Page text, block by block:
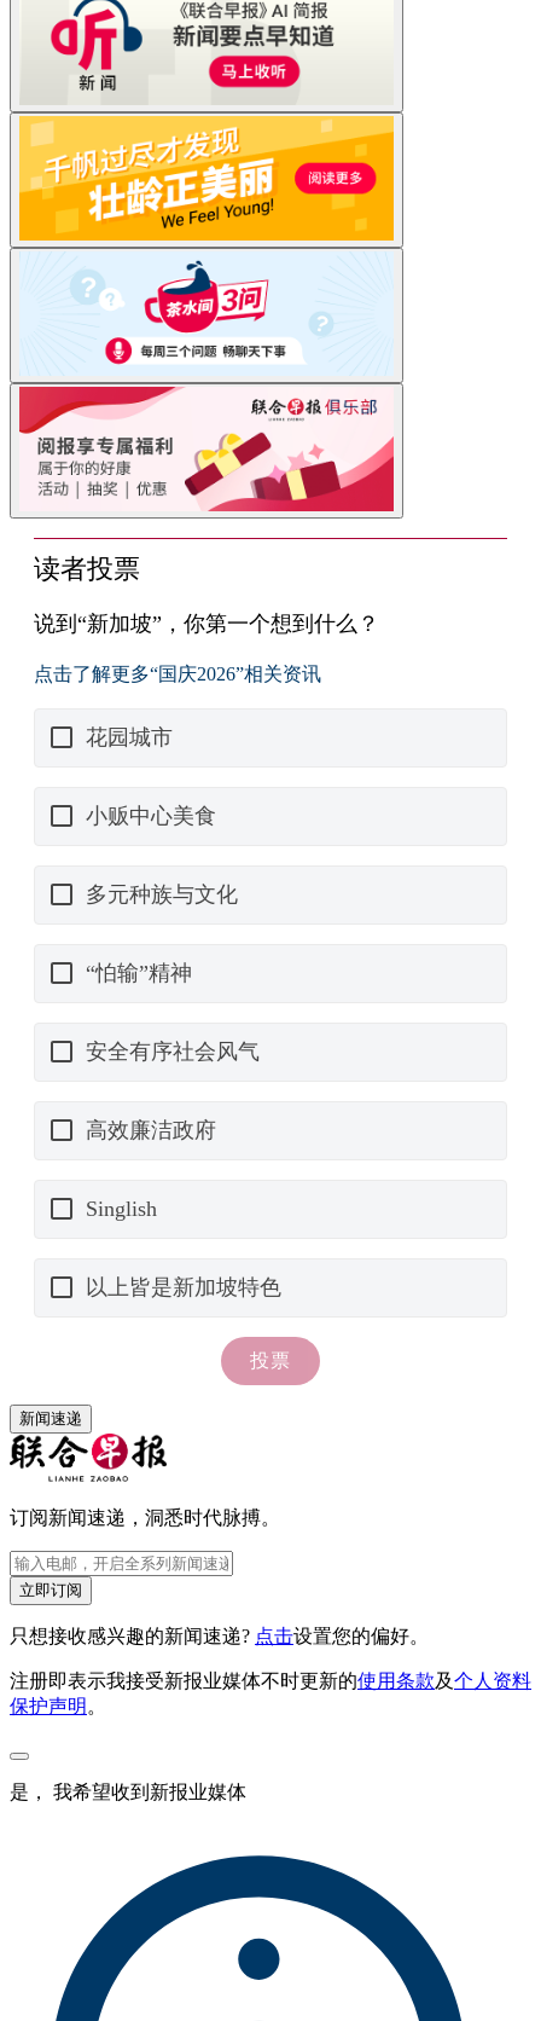
新闻速递
订阅新闻速递，洞悉时代脉搏。
立即订阅
只想接收感兴趣的新闻速递? 点击设置您的偏好。
注册即表示我接受新报业媒体不时更新的使用条款及个人资料
保护声明 。
是， 我希望收到新报业媒体